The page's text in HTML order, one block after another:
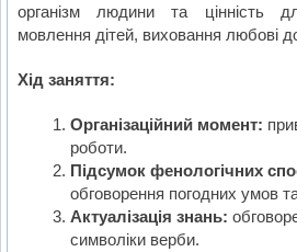
організм людини та цінність
мовлення дітей, виховання любові
Хід заняття:
Організаційний момент:
роботи.
Підсумок фенологічних
обговорення погодних умов
Актуалізація знань:
символіки верби.